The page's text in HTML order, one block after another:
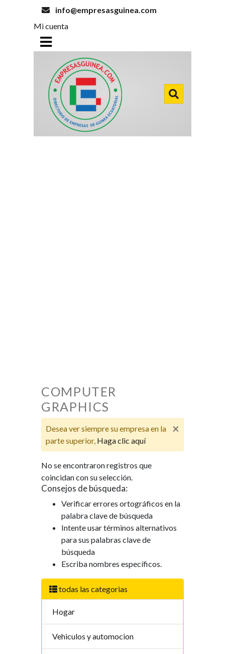
info@empresasguinea.com
Mi cuenta
todas las categorias
Hogar
Vehiculos y automocion
COMPUTER
GRAPHICS
×
Desea ver siempre su empresa en la
parte superior, Haga clic aquí
No se encontraron registros que
coincidan con su selección.
Consejos de búsqueda:
Verificar errores ortográficos en la
palabra clave de búsqueda
Intente usar términos alternativos
para sus palabras clave de
búsqueda
Escriba nombres específicos.